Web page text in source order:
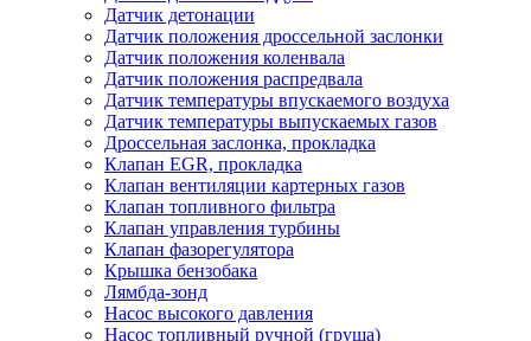
Датчик детонации
Датчик положения дроссельной заслонки
Датчик положения коленвала
Датчик положения распредвала
Датчик температуры впускаемого воздуха
Датчик температуры выпускаемых газов
Дроссельная заслонка, прокладка
Клапан EGR, прокладка
Клапан вентиляции картерных газов
Клапан топливного фильтра
Клапан управления турбины
Клапан фазорегулятора
Крышка бензобака
Лямбда-зонд
Насос высокого давления
Насос топливный ручной (груша)